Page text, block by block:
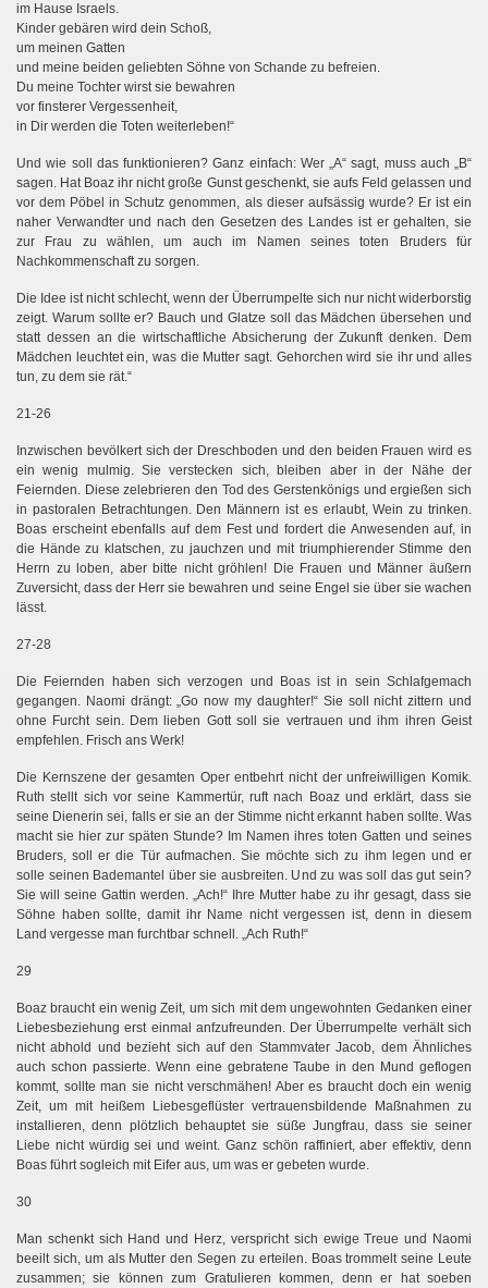
im Hause Israels.
Kinder gebären wird dein Schoß,
um meinen Gatten
und meine beiden geliebten Söhne von Schande zu befreien.
Du meine Tochter wirst sie bewahren
vor finsterer Vergessenheit,
in Dir werden die Toten weiterleben!“
Und wie soll das funktionieren? Ganz einfach: Wer „A“ sagt, muss auch „B“
sagen. Hat Boaz ihr nicht große Gunst geschenkt, sie aufs Feld gelassen und
vor dem Pöbel in Schutz genommen, als dieser aufsässig wurde? Er ist ein
naher Verwandter und nach den Gesetzen des Landes ist er gehalten, sie
zur Frau zu wählen, um auch im Namen seines toten Bruders für
Nachkommenschaft zu sorgen.
Die Idee ist nicht schlecht, wenn der Überrumpelte sich nur nicht widerborstig
zeigt. Warum sollte er? Bauch und Glatze soll das Mädchen übersehen und
statt dessen an die wirtschaftliche Absicherung der Zukunft denken. Dem
Mädchen leuchtet ein, was die Mutter sagt. Gehorchen wird sie ihr und alles
tun, zu dem sie rät.“
21-26
Inzwischen bevölkert sich der Dreschboden und den beiden Frauen wird es
ein wenig mulmig. Sie verstecken sich, bleiben aber in der Nähe der
Feiernden. Diese zelebrieren den Tod des Gerstenkönigs und ergießen sich
in pastoralen Betrachtungen. Den Männern ist es erlaubt, Wein zu trinken.
Boas erscheint ebenfalls auf dem Fest und fordert die Anwesenden auf, in
die Hände zu klatschen, zu jauchzen und mit triumphierender Stimme den
Herrn zu loben, aber bitte nicht gröhlen! Die Frauen und Männer äußern
Zuversicht, dass der Herr sie bewahren und seine Engel sie über sie wachen
lässt.
27-28
Die Feiernden haben sich verzogen und Boas ist in sein Schlafgemach
gegangen. Naomi drängt: „Go now my daughter!“ Sie soll nicht zittern und
ohne Furcht sein. Dem lieben Gott soll sie vertrauen und ihm ihren Geist
empfehlen. Frisch ans Werk!
Die Kernszene der gesamten Oper entbehrt nicht der unfreiwilligen Komik.
Ruth stellt sich vor seine Kammertür, ruft nach Boaz und erklärt, dass sie
seine Dienerin sei, falls er sie an der Stimme nicht erkannt haben sollte. Was
macht sie hier zur späten Stunde? Im Namen ihres toten Gatten und seines
Bruders, soll er die Tür aufmachen. Sie möchte sich zu ihm legen und er
solle seinen Bademantel über sie ausbreiten. Und zu was soll das gut sein?
Sie will seine Gattin werden. „Ach!“ Ihre Mutter habe zu ihr gesagt, dass sie
Söhne haben sollte, damit ihr Name nicht vergessen ist, denn in diesem
Land vergesse man furchtbar schnell. „Ach Ruth!“
29
Boaz braucht ein wenig Zeit, um sich mit dem ungewohnten Gedanken einer
Liebesbeziehung erst einmal anfzufreunden. Der Überrumpelte verhält sich
nicht abhold und bezieht sich auf den Stammvater Jacob, dem Ähnliches
auch schon passierte. Wenn eine gebratene Taube in den Mund geflogen
kommt, sollte man sie nicht verschmähen! Aber es braucht doch ein wenig
Zeit, um mit heißem Liebesgeflüster vertrauensbildende Maßnahmen zu
installieren, denn plötzlich behauptet sie süße Jungfrau, dass sie seiner
Liebe nicht würdig sei und weint. Ganz schön raffiniert, aber effektiv, denn
Boas führt sogleich mit Eifer aus, um was er gebeten wurde.
30
Man schenkt sich Hand und Herz, verspricht sich ewige Treue und Naomi
beeilt sich, um als Mutter den Segen zu erteilen. Boas trommelt seine Leute
zusammen; sie können zum Gratulieren kommen, denn er hat soeben